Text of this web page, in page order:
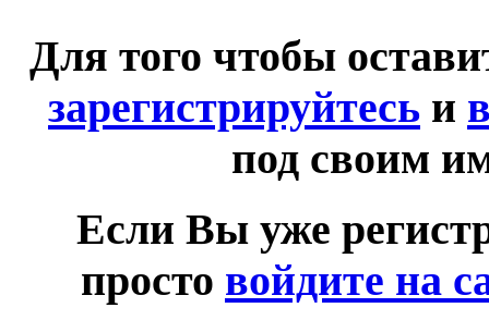
Для того чтобы
зарегистрируйтесь и
под своим
Если Вы уже
просто войдите на